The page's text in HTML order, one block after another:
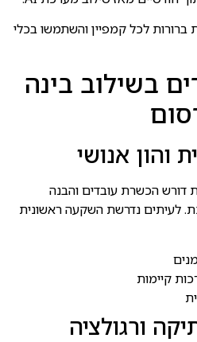
ברורות לכל קמפיין והשתמשו בכלי
בשילוב בינה
והון אנושי
דורש הכשרת עובדים והבנה
לעיתים נדרשת השקעה ראשונית
קיימות
ורגולציה